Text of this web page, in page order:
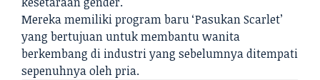
Mereka memiliki program baru ‘Pasukan Scarlet’
yang bertujuan untuk membantu wanita
berkembang di industri yang sebelumnya ditempati
sepenuhnya oleh pria.